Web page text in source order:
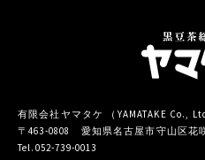
有限会社ヤマタケ （YAMATAKE Co.,
〒463-0808 愛知県名古屋市守山区花
Tel.052-739-0013